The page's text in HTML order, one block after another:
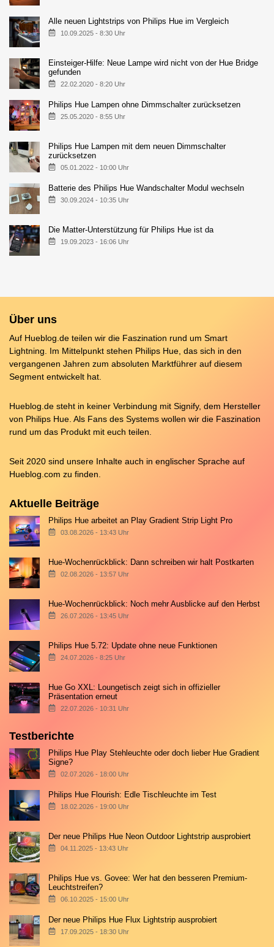
Alle neuen Lightstrips von Philips Hue im Vergleich
10.09.2025 - 8:30 Uhr
Einsteiger-Hilfe: Neue Lampe wird nicht von der Hue Bridge
gefunden
22.02.2020 - 8:20 Uhr
Philips Hue Lampen ohne Dimmschalter zurücksetzen
25.05.2020 - 8:55 Uhr
Philips Hue Lampen mit dem neuen Dimmschalter
zurücksetzen
05.01.2022 - 10:00 Uhr
Batterie des Philips Hue Wandschalter Modul wechseln
30.09.2024 - 10:35 Uhr
Die Matter-Unterstützung für Philips Hue ist da
19.09.2023 - 16:06 Uhr
Über uns
Auf Hueblog.de teilen wir die Faszination rund um Smart
Lightning. Im Mittelpunkt stehen Philips Hue, das sich in den
vergangenen Jahren zum absoluten Marktführer auf diesem
Segment entwickelt hat.
Hueblog.de steht in keiner Verbindung mit Signify, dem Hersteller
von Philips Hue. Als Fans des Systems wollen wir die Faszination
rund um das Produkt mit euch teilen.
Seit 2020 sind unsere Inhalte auch in englischer Sprache auf
Hueblog.com zu finden.
Aktuelle Beiträge
Philips Hue arbeitet an Play Gradient Strip Light Pro
03.08.2026 - 13:43 Uhr
Hue-Wochenrückblick: Dann schreiben wir halt Postkarten
02.08.2026 - 13:57 Uhr
Hue-Wochenrückblick: Noch mehr Ausblicke auf den Herbst
26.07.2026 - 13:45 Uhr
Philips Hue 5.72: Update ohne neue Funktionen
24.07.2026 - 8:25 Uhr
Hue Go XXL: Loungetisch zeigt sich in offizieller
Präsentation erneut
22.07.2026 - 10:31 Uhr
Testberichte
Philips Hue Play Stehleuchte oder doch lieber Hue Gradient
Signe?
02.07.2026 - 18:00 Uhr
Philips Hue Flourish: Edle Tischleuchte im Test
18.02.2026 - 19:00 Uhr
Der neue Philips Hue Neon Outdoor Lightstrip ausprobiert
04.11.2025 - 13:43 Uhr
Philips Hue vs. Govee: Wer hat den besseren Premium-
Leuchtstreifen?
06.10.2025 - 15:00 Uhr
Der neue Philips Hue Flux Lightstrip ausprobiert
17.09.2025 - 18:30 Uhr